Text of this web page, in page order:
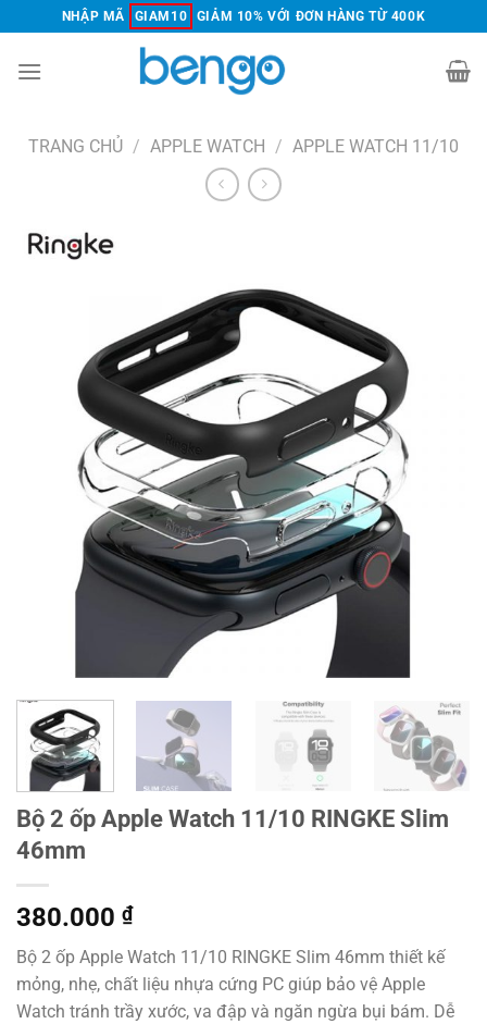
đến
nội
NHẬP MÃ GIAM10 GIẢM 10% VỚI ĐƠN HÀNG TỪ 400K
TRANG CHỦ / APPLE WATCH / APPLE WATCH 11/10
Bộ 2 ốp Apple Watch 11/10 RINGKE Slim
46mm
380.000 ₫
Bộ 2 ốp Apple Watch 11/10 RINGKE Slim 46mm thiết kế
mỏng, nhẹ, chất liệu nhựa cứng PC giúp bảo vệ Apple
Watch tránh trầy xước, va đập và ngăn ngừa bụi bám. Dễ